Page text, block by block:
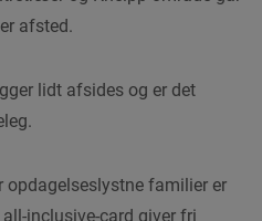
afsted.
lidt afsides og er det
opdagelseslystne familier er
all-inclusive-card giver fri